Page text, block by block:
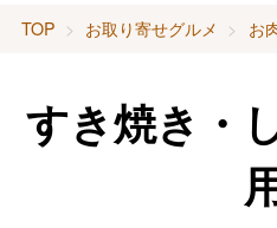
TOP お取り寄せグルメ お
すき焼き・